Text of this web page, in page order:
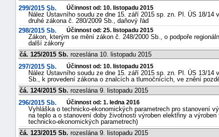
299/2015 Sb.
Účinnost od: 10. listopadu 2015
Nález Ústavního soudu ze dne 15. září 2015 sp. zn. Pl. ÚS 18/
druhé zákona č. 280/2009 Sb., daňový řád
298/2015 Sb.
Účinnost od: 25. listopadu 2015
Zákon, kterým se mění zákon č. 248/2000 Sb., o podpoře
další zákony
čá. 125/2015 Sb. rozeslána 10. listopadu 2015
297/2015 Sb.
Účinnost od: 10. listopadu 2015
Nález Ústavního soudu ze dne 15. září 2015 sp. zn. Pl. ÚS 13/
Sb., k provedení zákona o znalcích a tlumočnících, ve znění
čá. 124/2015 Sb. rozeslána 9. listopadu 2015
296/2015 Sb.
Účinnost od: 1. ledna 2016
Vyhláška o technicko-ekonomických parametrech pro stanovení
na teplo a o stanovení doby životnosti výroben elektřiny a
technicko-ekonomických parametrech)
čá. 123/2015 Sb. rozeslána 9. listopadu 2015